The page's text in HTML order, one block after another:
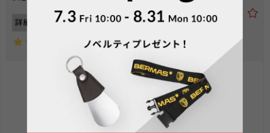
詳細を見る
5.00（1 ）
詳細を見る